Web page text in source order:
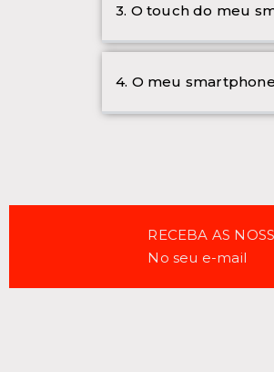
3. O touch do meu
4. O meu
RECEBA AS
No seu e-mail